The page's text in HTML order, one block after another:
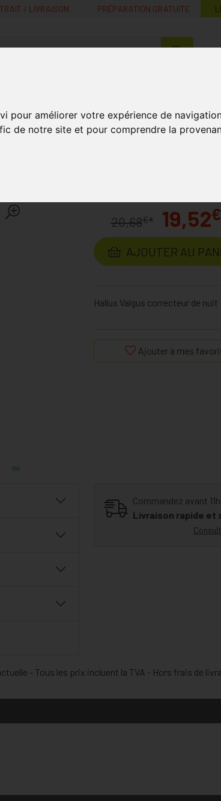
pour améliorer votre expérience de
de notre site et pour comprendre la
/ LIVRAISON PRÉPARATION GRATUITE
ma santé, mes conseils, mes prix
et Orthopédie Bota Hallux Valgus Nuit
Podo 28 D
20,68€* 19,52€
AJOUTER AU
Hallux Valgus correcteur de nuit
Ajouter à mes
Commandez avant
Livraison rapide et
- Tous les prix incluent la TVA - Hors frais de